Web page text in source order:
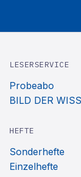
LESERSERVICE
Probeabo
BILD DER
HEFTE
Sonderhefte
Einzelhefte